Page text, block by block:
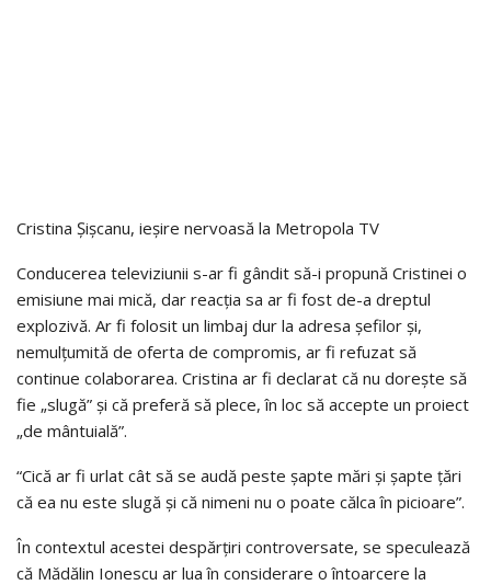
Cristina Șișcanu, ieșire nervoasă la Metropola TV
Conducerea televiziunii s-ar fi gândit să-i propună Cristinei o
emisiune mai mică, dar reacția sa ar fi fost de-a dreptul
explozivă. Ar fi folosit un limbaj dur la adresa șefilor și,
nemulțumită de oferta de compromis, ar fi refuzat să
continue colaborarea. Cristina ar fi declarat că nu dorește să
fie „slugă” și că preferă să plece, în loc să accepte un proiect
„de mântuială”.
“Cică ar fi urlat cât să se audă peste șapte mări și șapte țări
că ea nu este slugă și că nimeni nu o poate călca în picioare”.
În contextul acestei despărțiri controversate, se speculează
că Mădălin Ionescu ar lua în considerare o întoarcere la